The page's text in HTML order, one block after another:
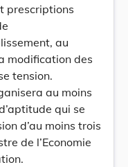
prescriptions
au
modification des
tension.
au moins
qui se
d’au moins trois
de l’Economie